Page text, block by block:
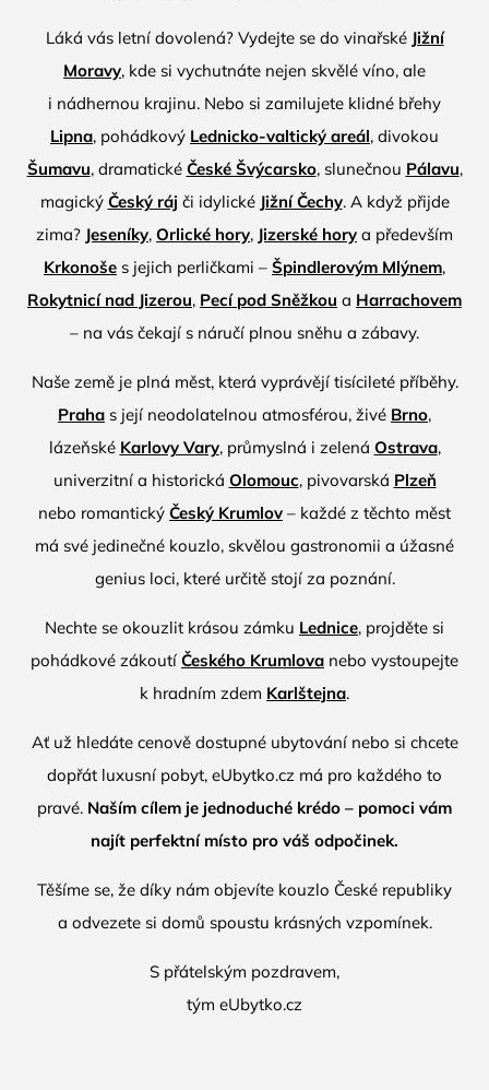
Láká vás letní dovolená? Vydejte se do vinařské Jižní
Moravy, kde si vychutnáte nejen skvělé víno, ale
i nádhernou krajinu. Nebo si zamilujete klidné břehy
Lipna, pohádkový Lednicko-valtický areál, divokou
Šumavu, dramatické České Švýcarsko, slunečnou Pálavu,
magický Český ráj či idylické Jižní Čechy. A když přijde
zima? Jeseníky, Orlické hory, Jizerské hory a především
Krkonoše s jejich perličkami – Špindlerovým Mlýnem,
Rokytnicí nad Jizerou, Pecí pod Sněžkou a Harrachovem
– na vás čekají s náručí plnou sněhu a zábavy.
Naše země je plná měst, která vyprávějí tisícileté příběhy.
Praha s její neodolatelnou atmosférou, živé Brno,
lázeňské Karlovy Vary, průmyslná i zelená Ostrava,
univerzitní a historická Olomouc, pivovarská Plzeň
nebo romantický Český Krumlov – každé z těchto měst
má své jedinečné kouzlo, skvělou gastronomii a úžasné
genius loci, které určitě stojí za poznání.
Nechte se okouzlit krásou zámku Lednice, projděte si
pohádkové zákoutí Českého Krumlova nebo vystoupejte
k hradním zdem Karlštejna.
Ať už hledáte cenově dostupné ubytování nebo si chcete
dopřát luxusní pobyt, eUbytko.cz má pro každého to
pravé. Naším cílem je jednoduché krédo – pomoci vám
najít perfektní místo pro váš odpočinek.
Těšíme se, že díky nám objevíte kouzlo České republiky
a odvezete si domů spoustu krásných vzpomínek.
S přátelským pozdravem,
tým eUbytko.cz